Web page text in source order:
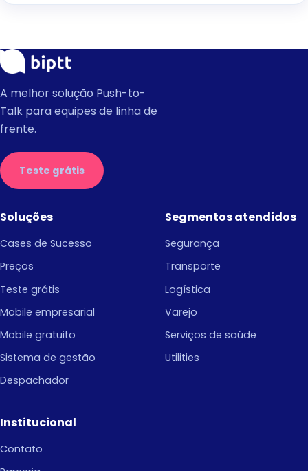
A melhor solução Push-to-
Talk para equipes de linha de
frente.
Teste grátis
Soluções
Cases de Sucesso
Preços
Teste grátis
Mobile empresarial
Mobile gratuito
Sistema de gestão
Despachador
Segmentos atendidos
Segurança
Transporte
Logística
Varejo
Serviços de saúde
Utilities
Institucional
Contato